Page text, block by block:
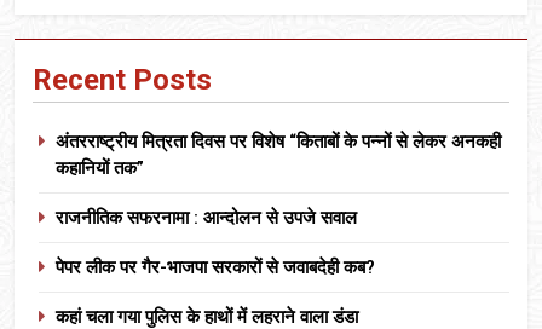
Recent Posts
अंतरराष्ट्रीय मित्रता दिवस पर विशेष “किताबों के पन्नों से लेकर अनकही
कहानियों तक”
राजनीतिक सफरनामा : आन्दोलन से उपजे सवाल
पेपर लीक पर गैर-भाजपा सरकारों से जवाबदेही कब?
कहां चला गया पुलिस के हाथों में लहराने वाला डंडा